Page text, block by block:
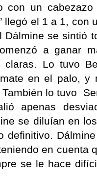
con un
llegó el 1 a 1, con
Dálmine se sintió
a ganar
claras. Lo tuvo
en el palo, y
lo tuvo
apenas
se diluían en
definitivo.
en cuenta
se le hace